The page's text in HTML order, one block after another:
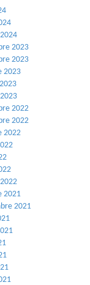
2023
2023
2023
2022
2022
2022
2021
2021